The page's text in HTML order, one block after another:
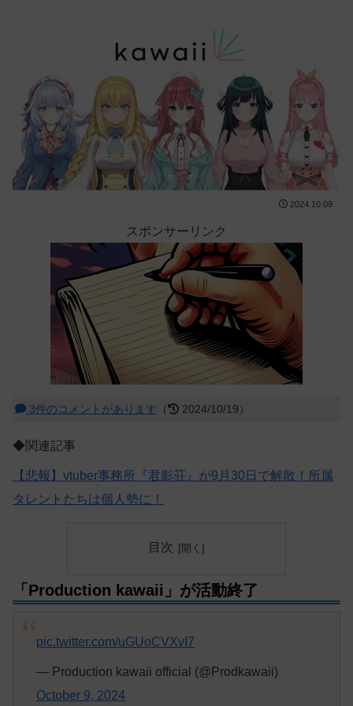
2024.10.09
スポンサーリンク
3件のコメントがあります （ 2024/10/19）
◆関連記事
【悲報】vtuber事務所『君影荘』が9月30日で解散！所属
タレントたちは個人勢に！
目次
「Production kawaii」が活動終了
pic.twitter.com/uGUoCVXvI7
— Production kawaii official (@Prodkawaii)
October 9, 2024